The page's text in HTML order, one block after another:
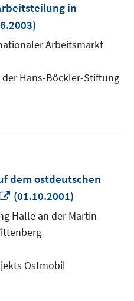
in
Arbeitsmarkt
Hans-Böckler-Stiftung
dem ostdeutschen
In
neuem
Fenster
öffnen
(01.10.2001)
Halle an der Martin-
Ostmobil